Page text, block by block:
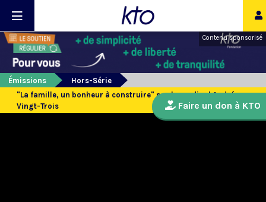
Contenu sponsorisé
Émissions
Hors-Série
"La famille, un bonheur à construire" par le cardinal André
Vingt-Trois
Faire un don à KTO